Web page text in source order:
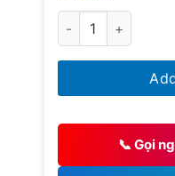
WEICON Primer S
📞 Gọi